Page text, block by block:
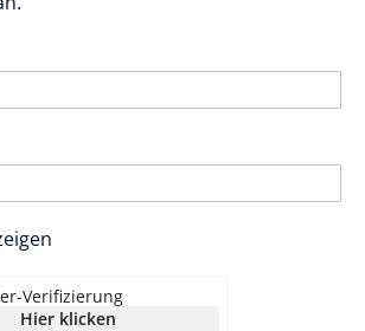
Verifizierung
Hier klicken